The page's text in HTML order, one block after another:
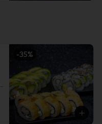
-35%